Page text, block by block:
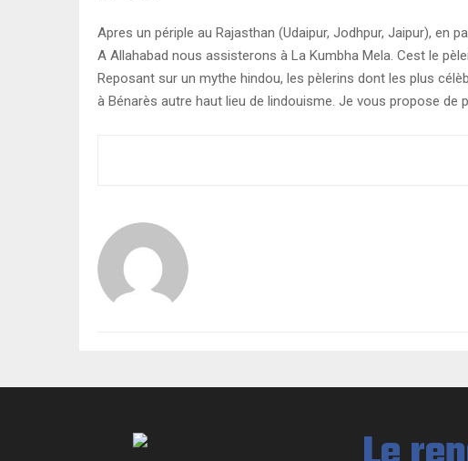
Apres un périple au Rajasthan (Udaipur, Jodhpur, Jaipur), en
A Allahabad nous assisterons à La Kumbha Mela. Cest le
Reposant sur un mythe hindou, les pèlerins dont les plus
à Bénarès autre haut lieu de lindouisme. Je vous propose de